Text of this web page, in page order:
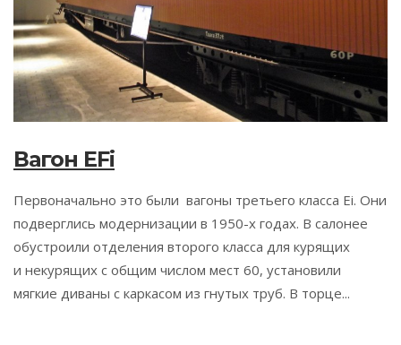
Вагон EFi
Первоначально это были вагоны третьего класса Ei. Они
подверглись модернизации в 1950-х годах. В салонее
обустроили отделения второго класса для курящих
и некурящих с общим числом мест 60, установили
мягкие диваны с каркасом из гнутых труб. В торце...